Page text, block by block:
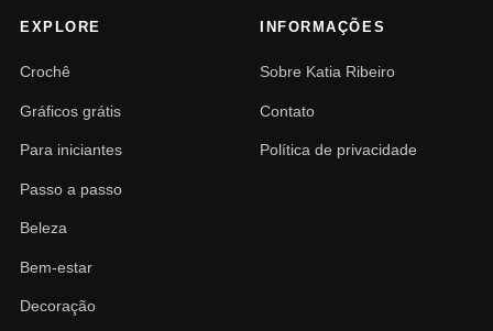
EXPLORE
Crochê
Gráficos grátis
Para iniciantes
Passo a passo
Beleza
Bem-estar
Decoração
INFORMAÇÕES
Sobre Katia Ribeiro
Contato
Política de privacidade